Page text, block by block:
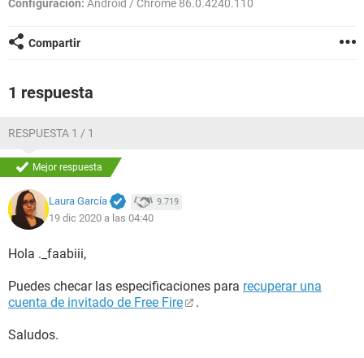
Configuración: Android / Chrome 86.0.4240.110
Compartir
1 respuesta
RESPUESTA 1 / 1
Mejor respuesta
Laura García 9.719
19 dic 2020 a las 04:40
Hola ._faabiii,
Puedes checar las especificaciones para recuperar una
cuenta de invitado de Free Fire
.
Saludos.